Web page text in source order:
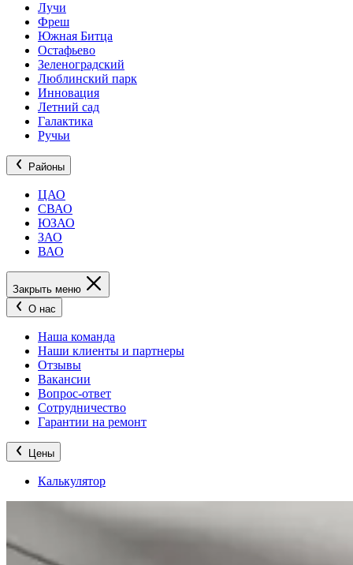
Лучи
Фреш
Южная Битца
Остафьево
Зеленоградский
Люблинский парк
Инновация
Летний сад
Галактика
Ручьи
Районы
ЦАО
СВАО
ЮЗАО
ЗАО
ВАО
Закрыть меню
О нас
Наша команда
Наши клиенты и партнеры
Отзывы
Вакансии
Вопрос-ответ
Сотрудничество
Гарантии на ремонт
Цены
Калькулятор